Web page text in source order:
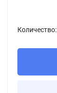
Количество: